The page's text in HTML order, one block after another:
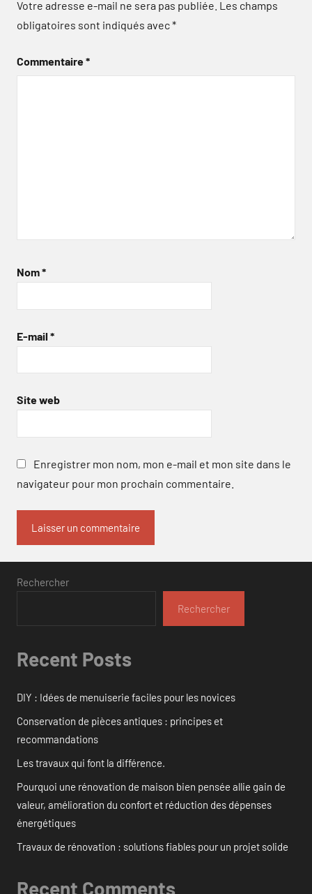
Votre adresse e-mail ne sera pas publiée. Les champs
obligatoires sont indiqués avec*
Commentaire*
Nom*
E-mail *
Site web
Enregistrer mon nom, mon e-mail et mon site dans le
navigateur pour mon prochain commentaire.
Rechercher
Rechercher
Recent Posts
DIY : Idées de menuiserie faciles pour les novices
Conservation de pièces antiques : principes et
recommandations
Les travaux qui font la différence.
Pourquoi une rénovation de maison bien pensée allie gain de
valeur, amélioration du confort et réduction des dépenses
énergétiques
Travaux de rénovation : solutions fiables pour un projet solide
Recent Comments